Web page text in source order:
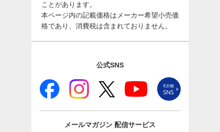
ことがあります。
本ページ内の記載価格はメーカー希望小売価
格であり、消費税は含まれておりません。
公式SNS
メールマガジン 配信サービス